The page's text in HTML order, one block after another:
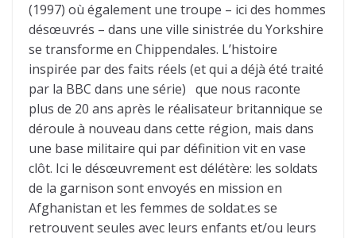
(1997) où également une troupe – ici des hommes
désœuvrés – dans une ville sinistrée du Yorkshire
se transforme en Chippendales. L’histoire
inspirée par des faits réels (et qui a déjà été traité
par la BBC dans une série) que nous raconte
plus de 20 ans après le réalisateur britannique se
déroule à nouveau dans cette région, mais dans
une base militaire qui par définition vit en vase
clôt. Ici le désœuvrement est délétère: les soldats
de la garnison sont envoyés en mission en
Afghanistan et les femmes de soldat.es se
retrouvent seules avec leurs enfants et/ou leurs